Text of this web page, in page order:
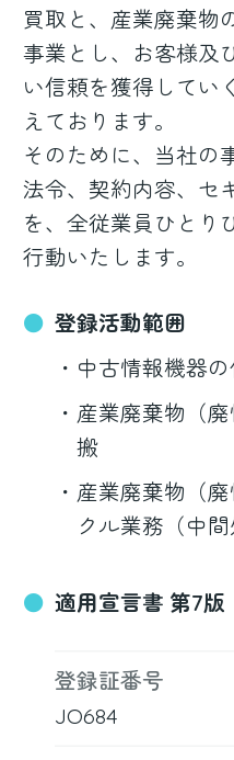
買取と、産業廃棄物
事業とし、お客様及
い信頼を獲得してい
えております。
そのために、当社の
法令、契約内容、セ
を、全従業員ひとり
行動いたします。
登録活動範囲
中古情報機器
産業廃棄物（
搬
産業廃棄物（
クル業務（中間
適用宣言書 第7版
登録証番号
JO684